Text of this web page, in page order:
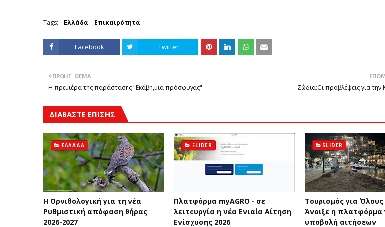
Tags: Ελλάδα Επικαιρότητα
Facebook Twitter
Ζώδια:Οι προβλέψεις για την
ΠΡΟΗΓ. ΘΈΜΑ
Η πρεμιέρα της παράστασης "Εκάβη,μια πρόσφυγας"
ΔΙΑΒΑΣΤΕ ΕΠΙΣΗΣ
ΕΛΛΆΔΑ
Η Ορνιθολογική για τη νέα
Ρυθμιστική απόφαση θήρας
2026-2027
SLIDER
Πλατφόρμα myAGRO - σε
λειτουργία η νέα Ενιαία Αίτηση
Ενίσχυσης 2026
SLIDER
Τουρισμός για Όλους
Άνοιξε η πλατφόρμα
υποβολή αιτήσεων